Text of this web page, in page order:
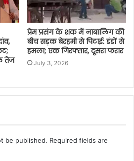
तेज
प्रेम प्रसंग के शक में नाबालिग की
बीच सड़क बेरहमी से पिटाई: डंडों से
हमला; एक गिरफ्तार, दूसरा फरार
July 3, 2026
be published. Required fields are